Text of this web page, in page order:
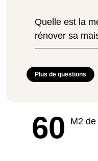
Quelle est la
rénover sa
Plus de questions
60 M2